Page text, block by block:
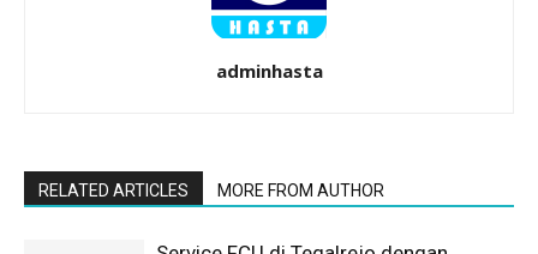
adminhasta
RELATED ARTICLES MORE FROM AUTHOR